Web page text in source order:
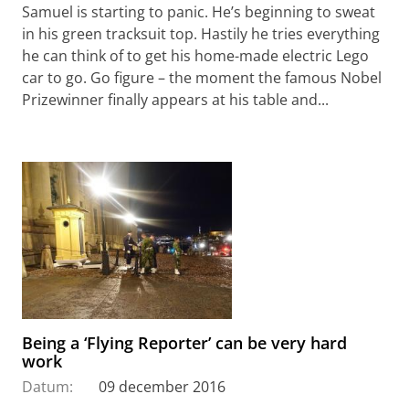
Samuel is starting to panic. He’s beginning to sweat
in his green tracksuit top. Hastily he tries everything
he can think of to get his home-made electric Lego
car to go. Go figure – the moment the famous Nobel
Prizewinner finally appears at his table and...
Being a ‘Flying Reporter’ can be very hard
work
Datum: 09 december 2016